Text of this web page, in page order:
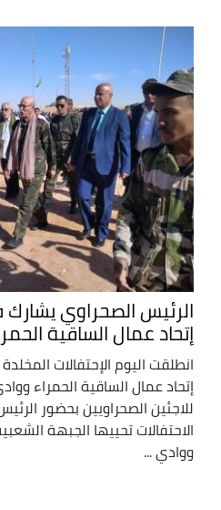
الرئيس الصحراوي يشارك
إتحاد عمال الساقية
انطلقت اليوم الإحتفالات
إتحاد عمال الساقية الحمراء
للاجئين الصحراويين بحضور
الاحتفالات تحييها الجبهة
ووادي ...